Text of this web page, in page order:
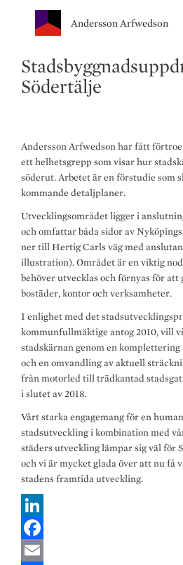
Andersson Arfwedson
Södertälje
Andersson Arfwedson har fått
ett helhetsgrepp som visar hur
söderut. Arbetet är en förstudie som
kommande detaljplaner.
Utvecklingsområdet ligger i
och omfattar båda sidor av
ner till Hertig Carls väg med
illustration). Området är en viktig
behöver utvecklas och förnyas för
bostäder, kontor och verksamheter.
I enlighet med det
kommunfullmäktige antog 2010, vill
stadskärnan genom en
och en omvandling av aktuell
från motorled till trädkantad
i slutet av 2018.
Vårt starka engagemang för en
stadsutveckling i kombination med
städers utveckling lämpar sig väl för
och vi är mycket glada över att nu få
stadens framtida utveckling.
L
F